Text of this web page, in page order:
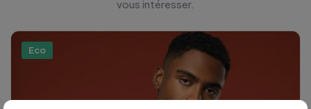
vous intéresser.
Eco